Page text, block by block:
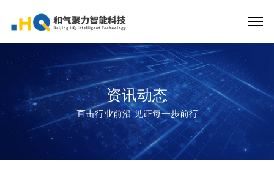
资讯动态
直击行业前沿 见证每一步前行